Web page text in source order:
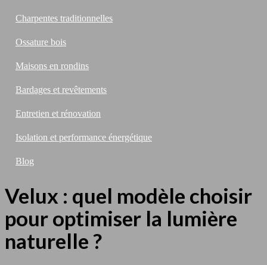
Charpentes traditionnelles
Ossature bois
Maisons en rondins
Bardages et revêtements
Entretien et rénovation
Isolation et performance énergétique
Blog
Velux : quel modèle choisir
pour optimiser la lumière
naturelle ?